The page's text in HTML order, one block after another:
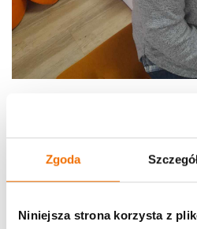
Zgoda
Niniejsza strona korzysta z